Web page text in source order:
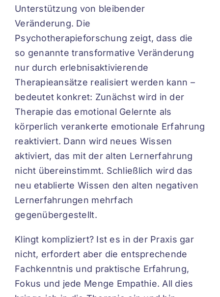
Unterstützung von bleibender
Veränderung. Die
Psychotherapieforschung zeigt, dass die
so genannte transformative Veränderung
nur durch erlebnisaktivierende
Therapieansätze realisiert werden kann –
bedeutet konkret: Zunächst wird in der
Therapie das emotional Gelernte als
körperlich verankerte emotionale Erfahrung
reaktiviert. Dann wird neues Wissen
aktiviert, das mit der alten Lernerfahrung
nicht übereinstimmt. Schließlich wird das
neu etablierte Wissen den alten negativen
Lernerfahrungen mehrfach
gegenübergestellt.
Klingt kompliziert? Ist es in der Praxis gar
nicht, erfordert aber die entsprechende
Fachkenntnis und praktische Erfahrung,
Fokus und jede Menge Empathie. All dies